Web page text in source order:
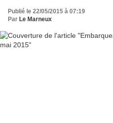
Publié le 22/05/2015 à 07:19
Par Le Marneux